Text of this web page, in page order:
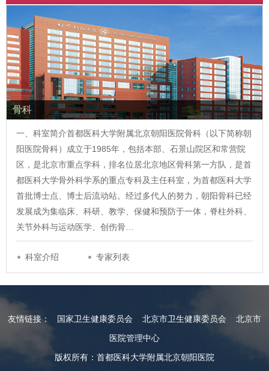
骨科
一、科室简介首都医科大学附属北京朝阳医院骨科（以下简称朝
阳医院骨科）成立于1985年，包括本部、石景山院区和常营院
区，是北京市重点学科，排名位居北京地区骨科第一方队，是首
都医科大学骨外科学系的重点专科及主任科室，为首都医科大学
首批博士点、博士后流动站。经过多代人的努力，朝阳骨科已经
发展成为集临床、科研、教学、保健和预防于一体，脊柱外科、
关节外科与运动医学、创伤骨…
科室介绍 专家列表
友情链接： 国家卫生健康委员会 北京市卫生健康委员会
北京市
医院管理中心
版权所有：首都医科大学附属北京朝阳医院